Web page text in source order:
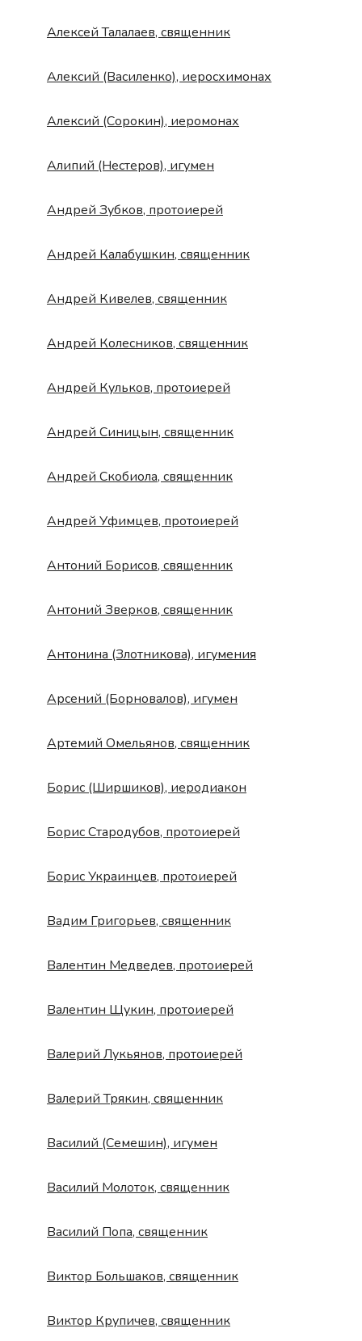
Алексей Талалаев, священник
Алексий (Василенко), иеросхимонах
Алексий (Сорокин), иеромонах
Алипий (Нестеров), игумен
Андрей Зубков, протоиерей
Андрей Калабушкин, священник
Андрей Кивелев, священник
Андрей Колесников, священник
Андрей Кульков, протоиерей
Андрей Синицын, священник
Андрей Скобиола, священник
Андрей Уфимцев, протоиерей
Антоний Борисов, священник
Антоний Зверков, священник
Антонина (Злотникова), игумения
Арсений (Борновалов), игумен
Артемий Омельянов, священник
Борис (Ширшиков), иеродиакон
Борис Стародубов, протоиерей
Борис Украинцев, протоиерей
Вадим Григорьев, священник
Валентин Медведев, протоиерей
Валентин Щукин, протоиерей
Валерий Лукьянов, протоиерей
Валерий Трякин, священник
Василий (Семешин), игумен
Василий Молоток, священник
Василий Попа, священник
Виктор Большаков, священник
Виктор Крупичев, священник